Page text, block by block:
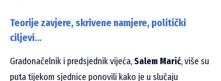
Teorije zavjere, skrivene namjere, politički
ciljevi…
Gradonačelnik i predsjednik vijeća,Salem Marić, više su
puta tijekom sjednice ponovili kako je u slučaju